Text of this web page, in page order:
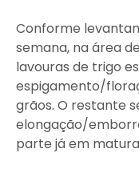
Conforme
semana, na área
lavouras de trigo
espigamento/
grãos. O restante
elongação/
parte já em